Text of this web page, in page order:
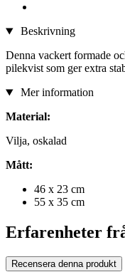
Beskrivning
Denna vackert formade
pilekvist som ger extra
Mer information
Material:
Vilja, oskalad
Mått:
46 x 23 cm
55 x 35 cm
Erfarenheter
Recensera denna produkt